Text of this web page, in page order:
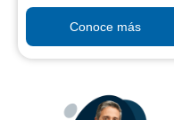
Conoce más